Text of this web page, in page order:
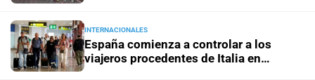
ClimaQué dice el pronóstico de este sábado en la ciudad
de Santa Fe
INTERNACIONALES
España comienza a controlar a los
viajeros procedentes de Italia en